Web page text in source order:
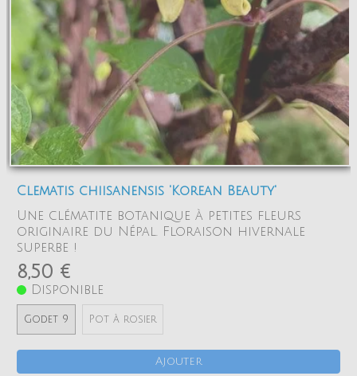
Clematis chiisanensis 'Korean Beauty'
Une clématite botanique à petites fleurs
originaire du Népal. Floraison hivernale
superbe !
8,50 €
Disponible
Godet 9 Pot à rosier
Ajouter